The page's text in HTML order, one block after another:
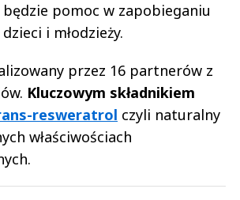
pomoc w zapobieganiu
i młodzieży.
przez 16 partnerów z
Kluczowym składnikiem
resweratrol czyli naturalny
właściwościach